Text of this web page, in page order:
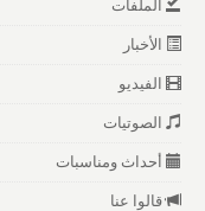
الملفات
الأخبار
الفيديو
الصوتيات
أحداث ومناسبات
قالوا عنا